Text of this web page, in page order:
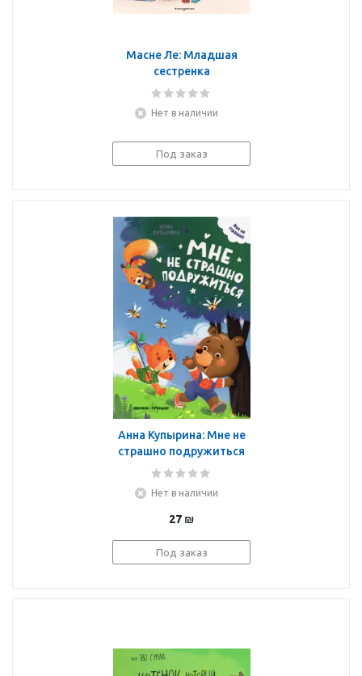
Масне Ле: Младшая
сестренка
Нет в наличии
Под заказ
Анна Купырина: Мне не
страшно подружиться
Нет в наличии
27 ₪
Под заказ